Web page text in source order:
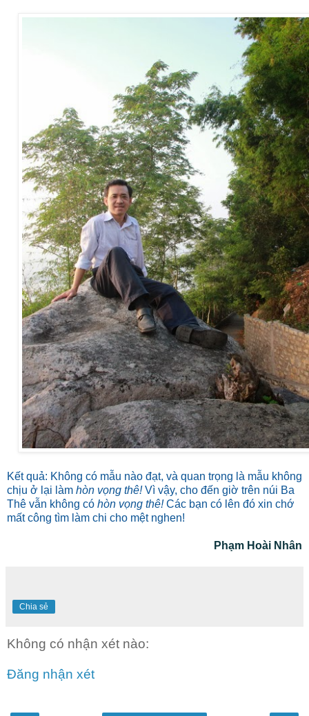
Kết quả: Không có mẫu nào đạt, và quan trọng là mẫu không
chịu ở lại làm hòn vọng thê!Vì vậy, cho đến giờ trên núi Ba
Thê vẫn không có hòn vọng thê!Các bạn có lên đó xin chớ
mất công tìm làm chi cho mệt nghen!
Phạm Hoài Nhân
Chia sẻ
Không có nhận xét nào:
Đăng nhận xét